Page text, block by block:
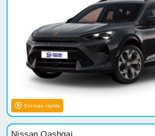
Entrega rápida